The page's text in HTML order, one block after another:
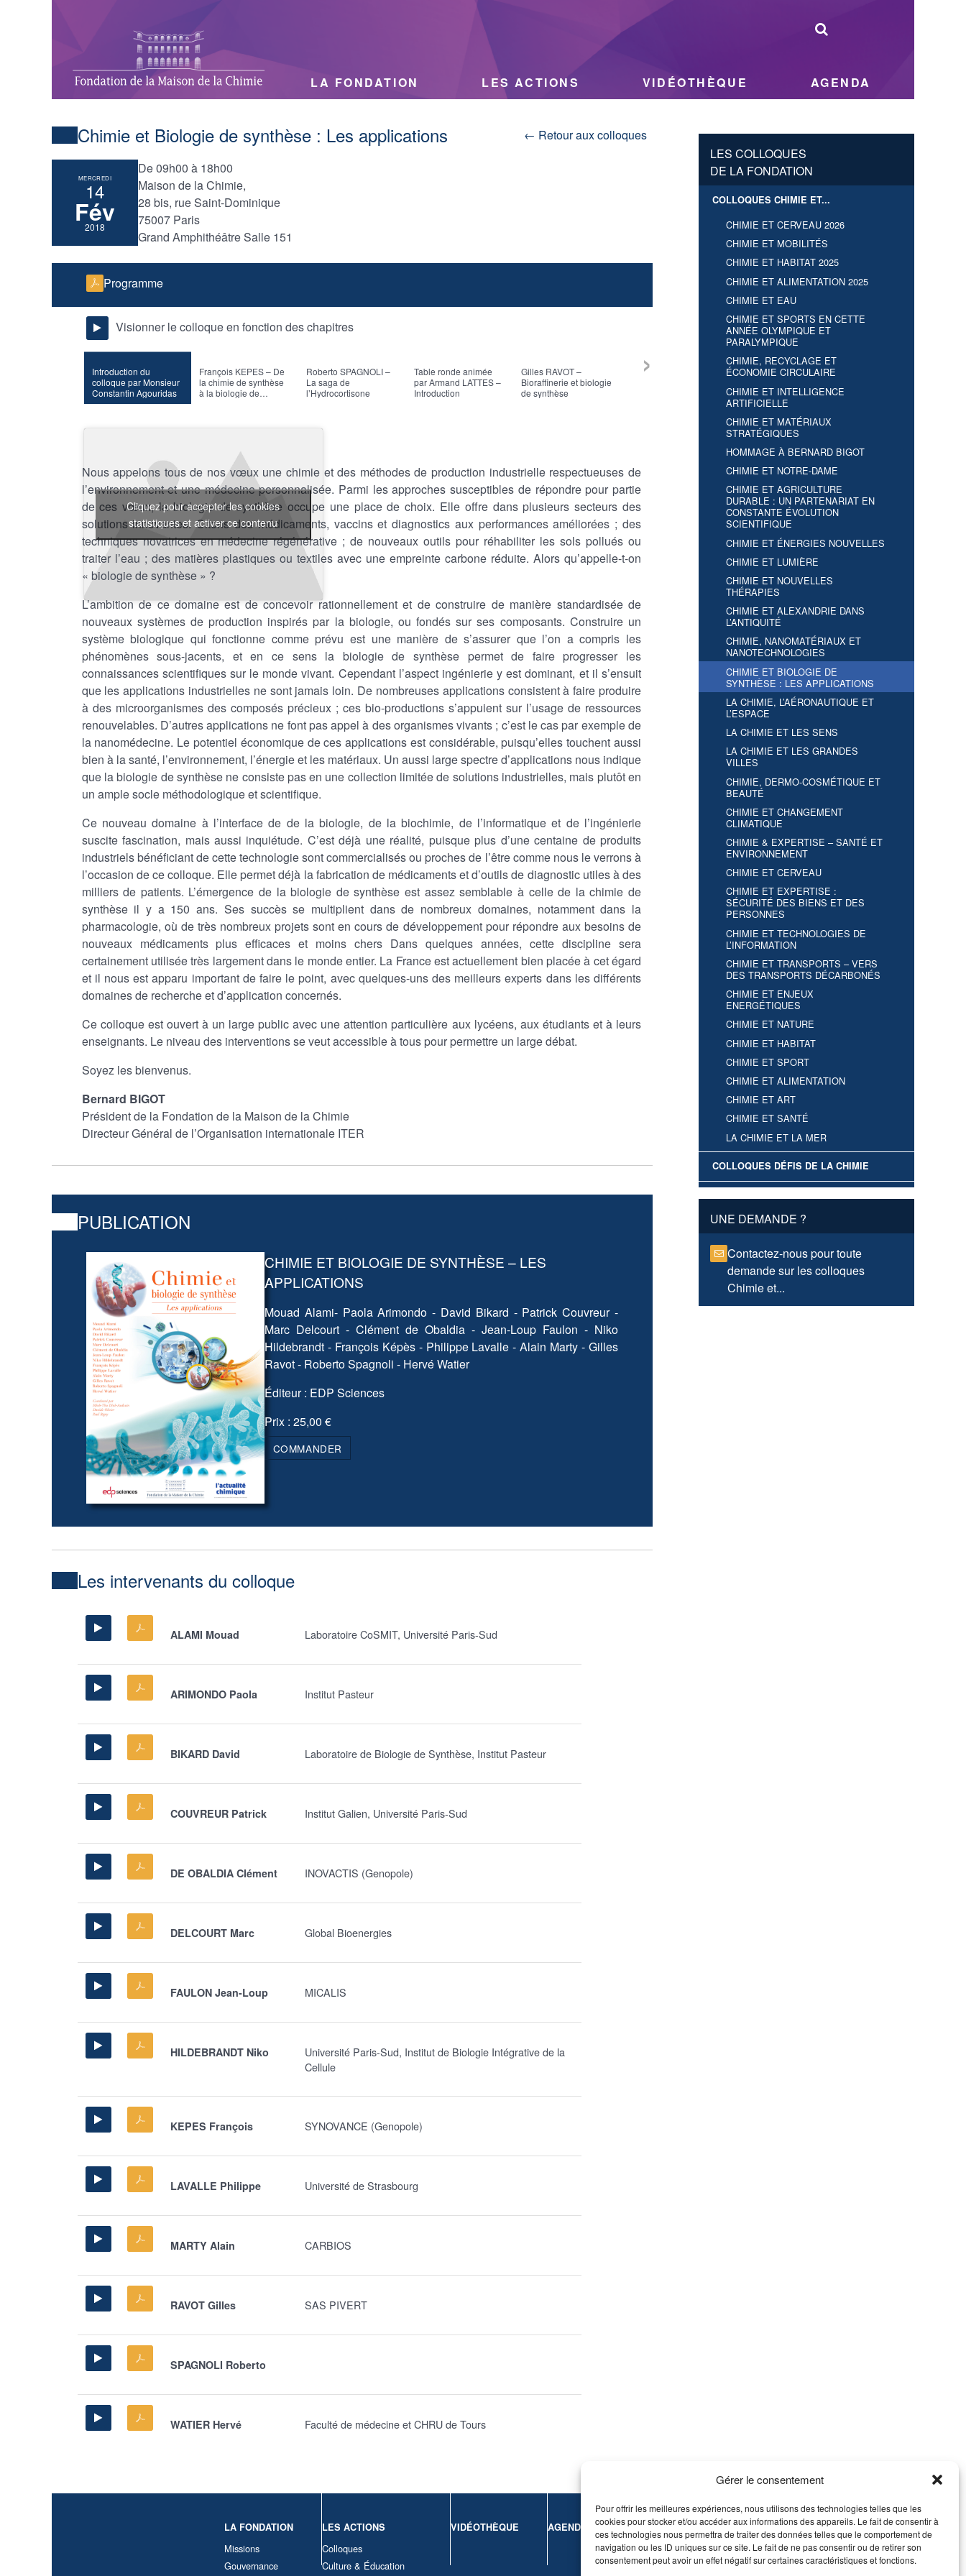
Gérer le consentement
Pour offrir les meilleures expériences, nous utilisons des technologies telles que les
cookies pour stocker et/ou accéder aux informations des appareils. Le fait de consentir à
ces technologies nous permettra de traiter des données telles que le comportement de
navigation ou les ID uniques sur ce site. Le fait de ne pas consentir ou de retirer son
consentement peut avoir un effet négatif sur certaines caractéristiques et fonctions.
LA FONDATION LES ACTIONS VIDÉOTHÈQUE AGENDA
Chimie et Biologie de synthèse : Les applications ← Retour aux colloques
MERCREDI
14
Fév
2018
De 09h00 à 18h00
Maison de la Chimie,
28 bis, rue Saint-Dominique
75007 Paris
Grand Amphithéâtre Salle 151
Programme
Visionner le colloque en fonction des chapitres
Introduction du
colloque par Monsieur
Constantin Agouridas
François KEPES – De
la chimie de synthèse
à la biologie de
Roberto SPAGNOLI –
La saga de
l’Hydrocortisone
Table ronde animée
par Armand LATTES –
Introduction
Gilles RAVOT –
Bioraffinerie et biologie
de synthèse
Hervé WATIER – De la
Marc DELCOURT –
hydrocarbures
plastique et des
›
Cliquez pour accepter les cookies
statistiques et activer ce contenu
Nous appelons tous de nos vœux une chimie et des méthodes de production industrielle respectueuses de
l’environnement et une médecine personnalisée. Parmi les approches susceptibles de répondre pour partie
de ces vœux, la biologie de synthèse occupe une place de choix. Elle offre dans plusieurs secteurs des
solutions innovantes. Citons des médicaments, vaccins et diagnostics aux performances améliorées ; des
techniques novatrices en médecine régénérative ; de nouveaux outils pour réhabiliter les sols pollués ou
traiter l’eau ; des matières plastiques ou textiles avec une empreinte carbone réduite. Alors qu’appelle-t-on
« biologie de synthèse » ?
L’ambition de ce domaine est de concevoir rationnellement et de construire de manière standardisée de
nouveaux systèmes de production inspirés par la biologie, ou fondés sur ses composants. Construire un
système biologique qui fonctionne comme prévu est une manière de s’assurer que l’on a compris les
phénomènes sous-jacents, et en ce sens la biologie de synthèse permet de faire progresser les
connaissances scientifiques sur le monde vivant. Cependant l’aspect ingénierie y est dominant, et il s’ensuit
que les applications industrielles ne sont jamais loin. De nombreuses applications consistent à faire produire
à des microorganismes des composés précieux ; ces bio-productions s’appuient sur l’usage de ressources
renouvelables. D’autres applications ne font pas appel à des organismes vivants ; c’est le cas par exemple de
la nanomédecine. Le potentiel économique de ces applications est considérable, puisqu’elles touchent aussi
bien à la santé, l’environnement, l’énergie et les matériaux. Un aussi large spectre d’applications nous indique
que la biologie de synthèse ne consiste pas en une collection limitée de solutions industrielles, mais plutôt en
un ample socle méthodologique et scientifique.
Ce nouveau domaine à l’interface de de la biologie, de la biochimie, de l’informatique et de l’ingénierie
suscite fascination, mais aussi inquiétude. C’est déjà une réalité, puisque plus d’une centaine de produits
industriels bénéficiant de cette technologie sont commercialisés ou proches de l’être comme nous le verrons à
l’occasion de ce colloque. Elle permet déjà la fabrication de médicaments et d’outils de diagnostic utiles à des
milliers de patients. L’émergence de la biologie de synthèse est assez semblable à celle de la chimie de
synthèse il y a 150 ans. Ses succès se multiplient dans de nombreux domaines, notamment dans la
pharmacologie, où de très nombreux projets sont en cours de développement pour répondre aux besoins de
nouveaux médicaments plus efficaces et moins chers Dans quelques années, cette discipline sera
certainement utilisée très largement dans le monde entier. La France est actuellement bien placée à cet égard
et il nous est apparu important de faire le point, avec quelques-uns des meilleurs experts dans les différents
domaines de recherche et d’application concernés.
Ce colloque est ouvert à un large public avec une attention particulière aux lycéens, aux étudiants et à leurs
enseignants. Le niveau des interventions se veut accessible à tous pour permettre un large débat.
Soyez les bienvenus.
Bernard BIGOT
Président de la Fondation de la Maison de la Chimie
Directeur Général de l’Organisation internationale ITER
PUBLICATION
CHIMIE ET BIOLOGIE DE SYNTHÈSE – LES
APPLICATIONS
Mouad Alami- Paola Arimondo - David Bikard - Patrick Couvreur -
Marc Delcourt - Clément de Obaldia - Jean-Loup Faulon - Niko
Hildebrandt - François Képès - Philippe Lavalle - Alain Marty - Gilles
Ravot - Roberto Spagnoli - Hervé Watier
Éditeur : EDP Sciences
Prix : 25,00 €
COMMANDER
Les intervenants du colloque
ALAMI Mouad Laboratoire CoSMIT, Université Paris-Sud
ARIMONDO Paola Institut Pasteur
BIKARD David Laboratoire de Biologie de Synthèse, Institut Pasteur
COUVREUR Patrick Institut Galien, Université Paris-Sud
DE OBALDIA Clément INOVACTIS (Genopole)
DELCOURT Marc Global Bioenergies
FAULON Jean-Loup MICALIS
HILDEBRANDT Niko
Université Paris-Sud, Institut de Biologie Intégrative de la
Cellule
KEPES François SYNOVANCE (Genopole)
LAVALLE Philippe Université de Strasbourg
MARTY Alain CARBIOS
RAVOT Gilles SAS PIVERT
SPAGNOLI Roberto
WATIER Hervé Faculté de médecine et CHRU de Tours
LES COLLOQUES
DE LA FONDATION
COLLOQUES CHIMIE ET...
CHIMIE ET CERVEAU 2026
CHIMIE ET MOBILITÉS
CHIMIE ET HABITAT 2025
CHIMIE ET ALIMENTATION 2025
CHIMIE ET EAU
CHIMIE ET SPORTS EN CETTE
ANNÉE OLYMPIQUE ET
PARALYMPIQUE
CHIMIE, RECYCLAGE ET
ÉCONOMIE CIRCULAIRE
CHIMIE ET INTELLIGENCE
ARTIFICIELLE
CHIMIE ET MATÉRIAUX
STRATÉGIQUES
HOMMAGE À BERNARD BIGOT
CHIMIE ET NOTRE-DAME
CHIMIE ET AGRICULTURE
DURABLE : UN PARTENARIAT EN
CONSTANTE ÉVOLUTION
SCIENTIFIQUE
CHIMIE ET ÉNERGIES NOUVELLES
CHIMIE ET LUMIÈRE
CHIMIE ET NOUVELLES
THÉRAPIES
CHIMIE ET ALEXANDRIE DANS
L’ANTIQUITÉ
CHIMIE, NANOMATÉRIAUX ET
NANOTECHNOLOGIES
CHIMIE ET BIOLOGIE DE
SYNTHÈSE : LES APPLICATIONS
LA CHIMIE, L’AÉRONAUTIQUE ET
L’ESPACE
LA CHIMIE ET LES SENS
LA CHIMIE ET LES GRANDES
VILLES
CHIMIE, DERMO-COSMÉTIQUE ET
BEAUTÉ
CHIMIE ET CHANGEMENT
CLIMATIQUE
CHIMIE & EXPERTISE – SANTÉ ET
ENVIRONNEMENT
CHIMIE ET CERVEAU
CHIMIE ET EXPERTISE :
SÉCURITÉ DES BIENS ET DES
PERSONNES
CHIMIE ET TECHNOLOGIES DE
L’INFORMATION
CHIMIE ET TRANSPORTS – VERS
DES TRANSPORTS DÉCARBONÉS
CHIMIE ET ENJEUX
ENERGÉTIQUES
CHIMIE ET NATURE
CHIMIE ET HABITAT
CHIMIE ET SPORT
CHIMIE ET ALIMENTATION
CHIMIE ET ART
CHIMIE ET SANTÉ
LA CHIMIE ET LA MER
COLLOQUES DÉFIS DE LA CHIMIE
UNE DEMANDE ?
Contactez-nous pour toute
demande sur les colloques
Chimie et...
LA FONDATION
Missions
Gouvernance
LES ACTIONS
Colloques
Culture & Éducation
VIDÉOTHÈQUE AGENDA CONTACT
Nous contacter
Mentions légales